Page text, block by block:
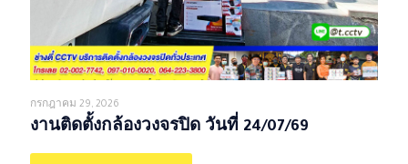
กรกฎาคม 29, 2026
งานติดตั้งกล้องวงจรปิด วันที่ 24/07/69